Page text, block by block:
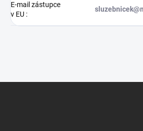
E-mail zástupce
v EU :